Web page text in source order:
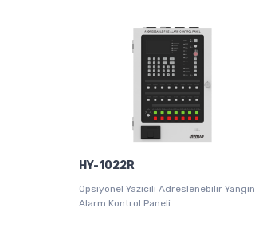
HY-1022R
Opsiyonel Yazıcılı Adreslenebilir Yangın
Alarm Kontrol Paneli